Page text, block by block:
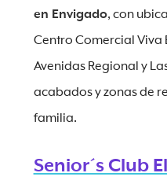
en Envigado, con
Centro Comercial Viva
Avenidas Regional y
acabados y zonas de
familia.
Senior´s Club